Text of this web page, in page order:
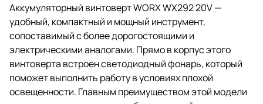
Аккумуляторный винтоверт WORX WX292 20V —
удобный, компактный и мощный инструмент,
сопоставимый с более дорогостоящими и
электрическими аналогами. Прямо в корпус этого
винтоверта встроен светодиодный фонарь, который
поможет выполнить работу в условиях плохой
освещенности. Главным преимуществом этой модели